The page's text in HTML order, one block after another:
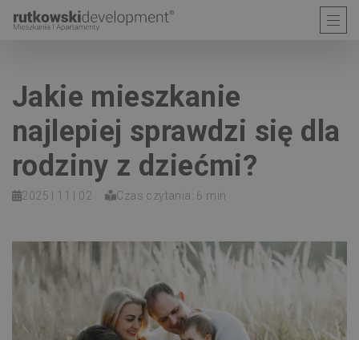
Jakie mieszkanie
najlepiej sprawdzi się dla
rodziny z dziećmi?
2025 | 11 | 02 Czas czytania: 6 min